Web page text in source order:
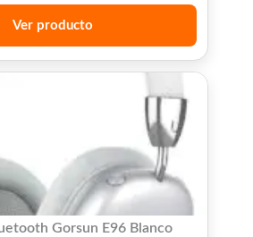
Ver producto
Gorsun E96 Blanco